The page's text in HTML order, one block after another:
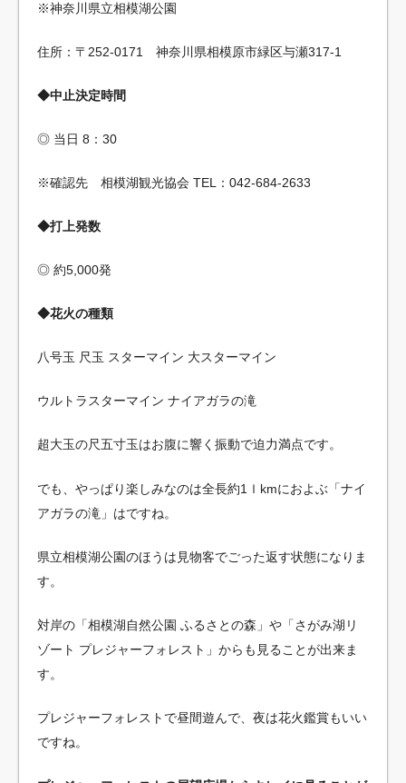
※神奈川県立相模湖公園
住所：〒252-0171 神奈川県相模原市緑区与瀬317-1
◆中止決定時間
◎ 当日 8：30
※確認先 相模湖観光協会 TEL：042-684-2633
◆打上発数
◎ 約5,000発
◆花火の種類
八号玉 尺玉 スターマイン 大スターマイン
ウルトラスターマイン ナイアガラの滝
超大玉の尺五寸玉はお腹に響く振動で迫力満点です。
でも、やっぱり楽しみなのは全長約1ｌkmにおよぶ「ナイ
アガラの滝」はですね。
県立相模湖公園のほうは見物客でごった返す状態になりま
す。
対岸の「相模湖自然公園 ふるさとの森」や「さがみ湖リ
ゾート プレジャーフォレスト」からも見ることが出来ま
す。
プレジャーフォレストで昼間遊んで、夜は花火鑑賞もいい
ですね。